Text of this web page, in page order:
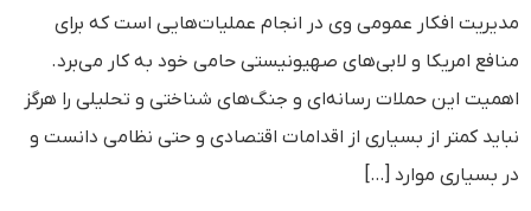
مدیریت افکار عمومی وی در انجام عملیات‌هایی است که برای
منافع امریکا و لابی‌های صهیونیستی حامی خود به کار می‌برد.
اهمیت این حملات رسانه‌ای و جنگ‌های شناختی و تحلیلی را هرگز
نباید کمتر از بسیاری از اقدامات اقتصادی و حتی نظامی دانست و
در بسیاری موارد […]